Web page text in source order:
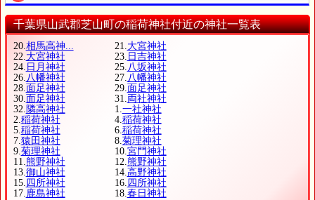
千葉県山武郡芝山町の稲荷神社付近の神社一覧表
20.相馬高神... 21.大宮神社
22.大宮神社 23. 日吉神社
24. 日月神社 25.八坂神社
26.八幡神社 27.八幡神社
28.面足神社 29.面足神社
30.面足神社 31.両社神社
32. 隣高神社 1.一社神社
2.稲荷神社 4.稲荷神社
5.稲荷神社 6.稲荷神社
7.猿田神社 8.菊理神社
9.菊理神社 10.宮門神社
11.熊野神社 12.熊野神社
13.御山神社 14.高野神社
15. 四所神社 16. 四所神社
17.鹿島神社 18.春日神社